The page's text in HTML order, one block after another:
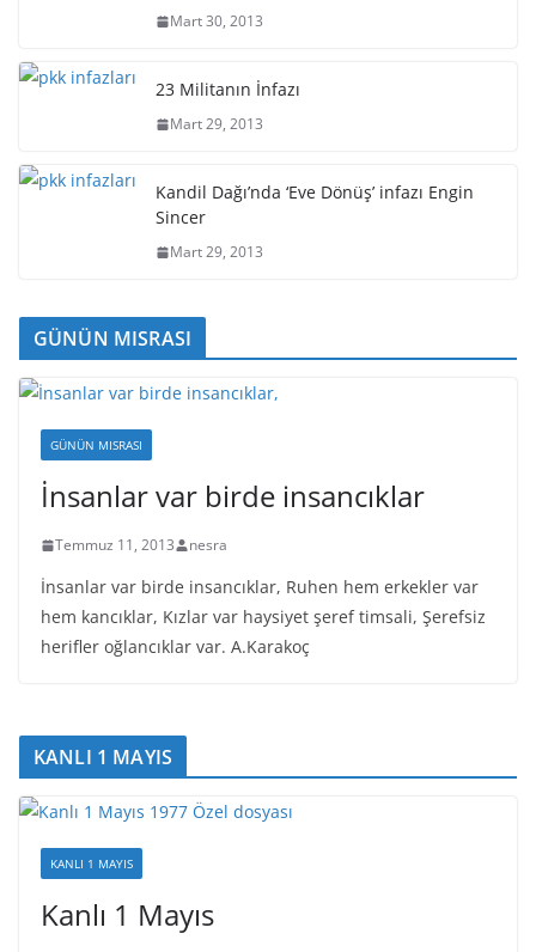
Mart 30, 2013
23 Militanın İnfazı
Mart 29, 2013
Kandil Dağı’nda ‘Eve Dönüş’ infazı Engin
Sincer
Mart 29, 2013
GÜNÜN MISRASI
GÜNÜN MISRASI
İnsanlar var birde insancıklar
Temmuz 11, 2013 nesra
İnsanlar var birde insancıklar, Ruhen hem erkekler var
hem kancıklar, Kızlar var haysiyet şeref timsali, Şerefsiz
herifler oğlancıklar var. A.Karakoç
KANLI 1 MAYIS
KANLI 1 MAYIS
Kanlı 1 Mayıs